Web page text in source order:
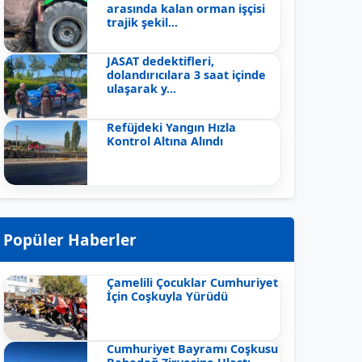
arasında kalan orman işçisi
trajik şekil...
JASAT dedektifleri,
dolandırıcılara 3 saat içinde
ulaşarak y...
Refüjdeki Yangın Hızla
Kontrol Altına Alındı
Popüler Haberler
Çamelili Çocuklar Cumhuriyet
İçin Coşkuyla Yürüdü
Cumhuriyet Bayramı Coşkusu